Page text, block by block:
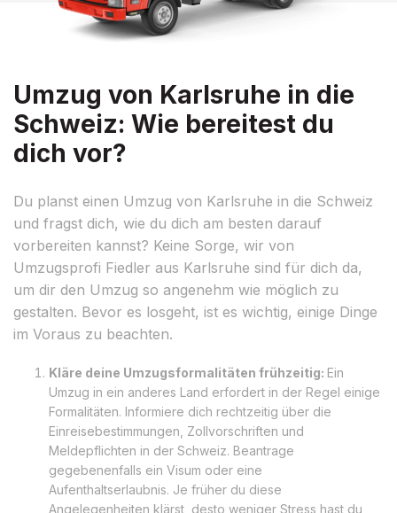
Umzug von Karlsruhe in die
Schweiz: Wie bereitest du
dich vor?
Du planst einen Umzug von Karlsruhe in die Schweiz
und fragst dich, wie du dich am besten darauf
vorbereiten kannst? Keine Sorge, wir von
Umzugsprofi Fiedler aus Karlsruhe sind für dich da,
um dir den Umzug so angenehm wie möglich zu
gestalten. Bevor es losgeht, ist es wichtig, einige Dinge
im Voraus zu beachten.
Kläre deine Umzugsformalitäten frühzeitig: Ein
Umzug in ein anderes Land erfordert in der Regel einige
Formalitäten. Informiere dich rechtzeitig über die
Einreisebestimmungen, Zollvorschriften und
Meldepflichten in der Schweiz. Beantrage
gegebenenfalls ein Visum oder eine
Aufenthaltserlaubnis. Je früher du diese
Angelegenheiten klärst, desto weniger Stress hast du